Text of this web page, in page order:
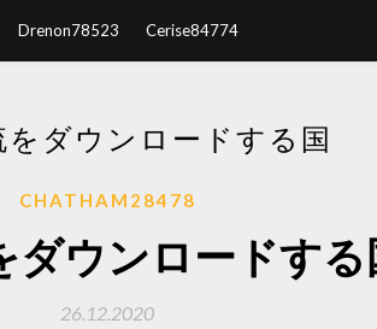
Drenon78523 Cerise84774
をダウンロードする国
CHATHAM28478
ダウンロードする
26.12.2020